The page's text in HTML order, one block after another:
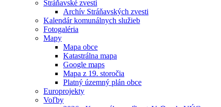
Stráňavské zvesti
Archív Stráňavských zvesti
Kalendár komunálnych služieb
Fotogaléria
Mapy
Mapa obce
Katastrálna mapa
Google maps
Mapa z 19. storočia
Platný územný plán obce
Europrojekty
Voľby